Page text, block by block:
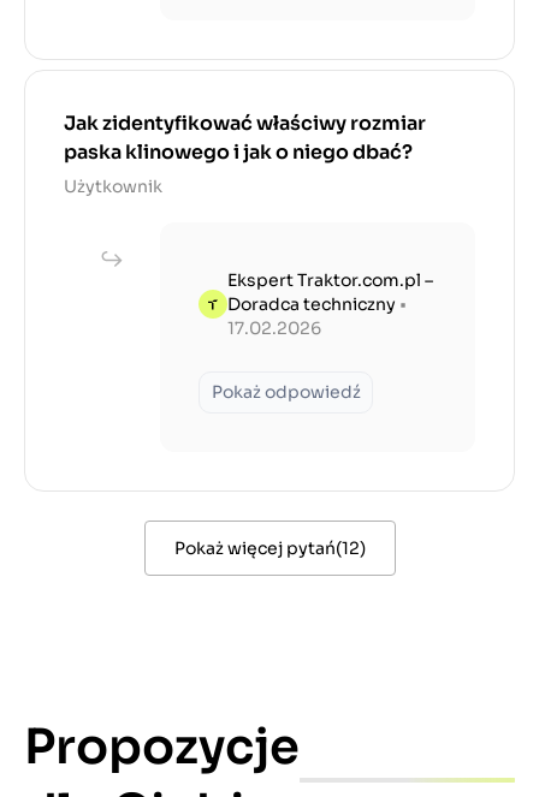
Jak zidentyfikować właściwy rozmiar
paska klinowego i jak o niego dbać?
Użytkownik
Ekspert Traktor.com.pl –
Doradca techniczny •
17.02.2026
Pokaż odpowiedź
Pokaż więcej pytań(12)
Propozycje